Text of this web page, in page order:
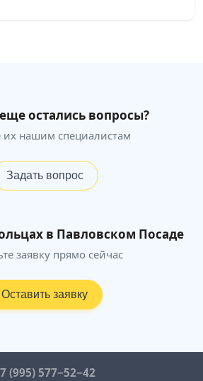
остались вопросы?
их нашим специалистам
Задать вопрос
в Павловском Посаде
заявку прямо сейчас
Оставить заявку
(995) 577−52−42